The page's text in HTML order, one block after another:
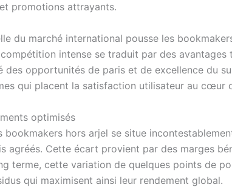
promotions attrayants.
du marché international pousse les
intense se traduit par des
des opportunités de paris et de excellence du
qui placent la satisfaction utilisateur au cœur
optimisés
bookmakers hors arjel se situe
agréés. Cette écart provient par des marges
terme, cette variation de quelques points de
qui maximisent ainsi leur rendement global.